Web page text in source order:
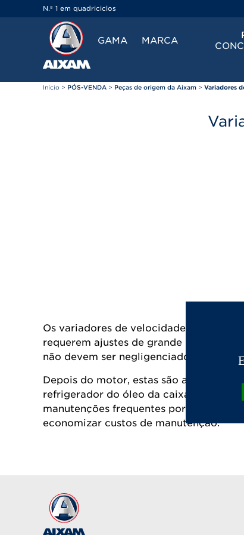
N.º 1 em quadriciclos
GAMA MARCA
Início > PÓS-VENDA > Peças de origem da Aixam > Variadores
Os variadores de velocidade e as
requerem ajustes de grande precisão.
não devem ser negligenciados.
Depois do motor, estas são as peças
refrigerador do óleo da caixa de
manutenções frequentes por oficinas
economizar custos de manutenção.
Painel de Gerenciamento de Cookies